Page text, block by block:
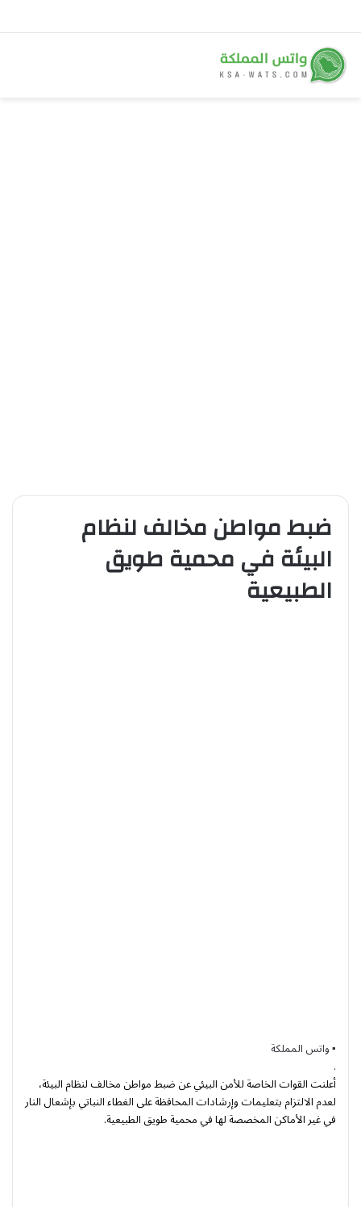
ضبط مواطن مخالف لنظام
البيئة في محمية طويق
الطبيعية
▪︎ واتس المملكة
.
أعلنت القوات الخاصة للأمن البيئي عن ضبط مواطن مخالف لنظام البيئة،
لعدم الالتزام بتعليمات وإرشادات المحافظة على الغطاء النباتي بإشعال النار
في غير الأماكن المخصصة لها في محمية طويق الطبيعية.